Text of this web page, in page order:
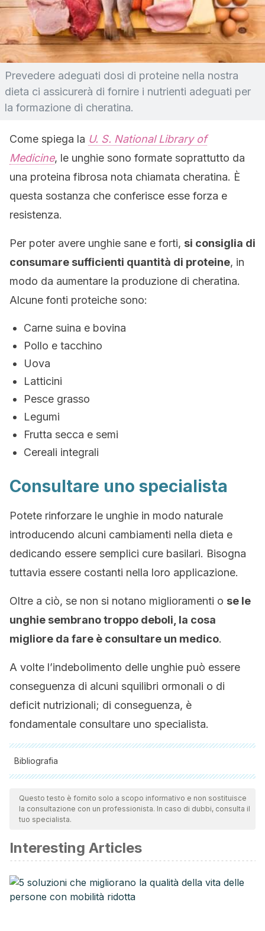
Prevedere adeguati dosi di proteine nella nostra
dieta ci assicurerà di fornire i nutrienti adeguati per
la formazione di cheratina.
Come spiega la U. S. National Library of
Medicine, le unghie sono formate soprattutto da
una proteina fibrosa nota chiamata cheratina. È
questa sostanza che conferisce esse forza e
resistenza.
Per poter avere unghie sane e forti, si consiglia di
consumare sufficienti quantità di proteine, in
modo da aumentare la produzione di cheratina.
Alcune fonti proteiche sono:
Carne suina e bovina
Pollo e tacchino
Uova
Latticini
Pesce grasso
Legumi
Frutta secca e semi
Cereali integrali
Consultare uno specialista
Potete rinforzare le unghie in modo naturale
introducendo alcuni cambiamenti nella dieta e
dedicando essere semplici cure basilari. Bisogna
tuttavia essere costanti nella loro applicazione.
Oltre a ciò, se non si notano miglioramenti o se le
unghie sembrano troppo deboli, la cosa
migliore da fare è consultare un medico.
A volte l’indebolimento delle unghie può essere
conseguenza di alcuni squilibri ormonali o di
deficit nutrizionali; di conseguenza, è
fondamentale consultare uno specialista.
Bibliografia
Tutte le fonti citate sono state esaminate a fondo dal nostro
team per garantirne la qualità, l'affidabilità, l'attualità e la
validità. La bibliografia di questo articolo è stata considerata
Cashman, M. W., & Sloan, S. B. (2010). Nutrition and nail
disease. Clinics in Dermatology.
https://doi.org/10.1016/j.clindermatol.2010.03.037
Lipner, S. R., & Scher, R. K. (2018). Biotin for the treatment of
Questo testo è fornito solo a scopo informativo e non sostituisce
la consultazione con un professionista. In caso di dubbi, consulta il
tuo specialista.
Interesting Articles